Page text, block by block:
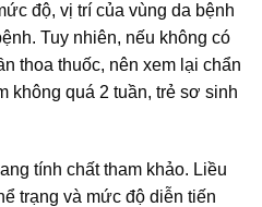
độ, vị trí của vùng da bệnh
Tuy nhiên, nếu không có
thoa thuốc, nên xem lại chẩn
không quá 2 tuần, trẻ sơ sinh
tính chất tham khảo. Liều
trạng và mức độ diễn tiến